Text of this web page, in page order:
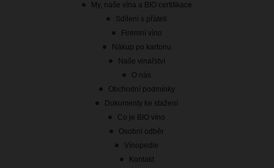
My, naše vína a BIO certifikace
Sdílení s přáteli
Firemní víno
Nákup po kartonu
Naše vinařství
O nás
Obchodní podmínky
Dokumenty ke stažení
Co je BIO víno
Osobní odběr
Vínopedie
Kontakt